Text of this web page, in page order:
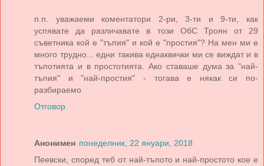
п.п. уважаеми коментатори 2-ри, 3-ти и 9-ти, как
успявате да различавате в този ОбС Троян от 29
съветника кой е "тъпия" и кой е "простия"? На мен ми е
много трудно... едни такива еднаквички ми се виждат и в
тъпотията и в простотията. Ако ставаше дума за "най-
тъпия" и "най-простия" - тогава е някак си по-
разбираемо
Отговор
Анонимен понеделник, 22 януари, 2018
Пеевски, според теб от най-тъпото и най-простото кое е